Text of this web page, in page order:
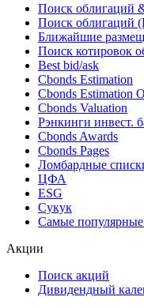
Поиск облигаций
Поиск облигаций
Ближайшие
Поиск котировок
Best bid/ask
Cbonds Estimation
Cbonds Estimation
Cbonds Valuation
Рэнкинги инвест.
Cbonds Awards
Cbonds Pages
Ломбардные
ЦФА
ESG
Сукук
Самые популярные
Акции
Поиск акций
Дивидендный